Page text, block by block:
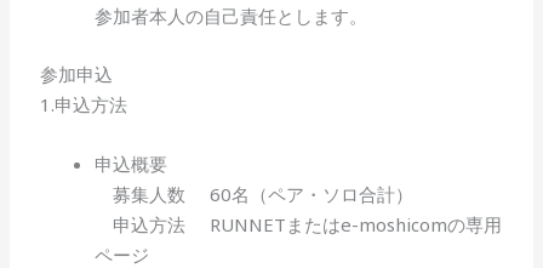
参加者本人の自己責任とします。
参加申込
1.申込方法
申込概要
募集人数 60名（ペア・ソロ合計）
申込方法 RUNNETまたはe-moshicomの専用
ページ